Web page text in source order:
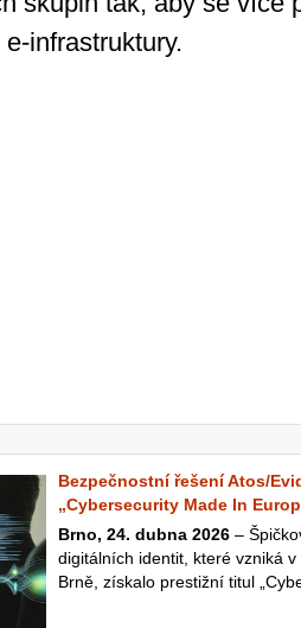
infrastruktury.
Bezpečnostní řešení Atos/
„Cybersecurity Made In
Brno, 24. dubna 2026 –
digitálních identit, které vzniká
Brně, získalo prestižní titul